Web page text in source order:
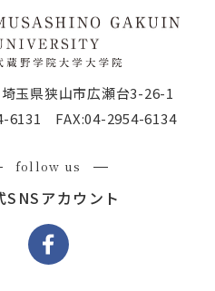
玉県狭山市広瀬台3-26-1
6131 FAX:04-2954-6134
follow us
SNSアカウント